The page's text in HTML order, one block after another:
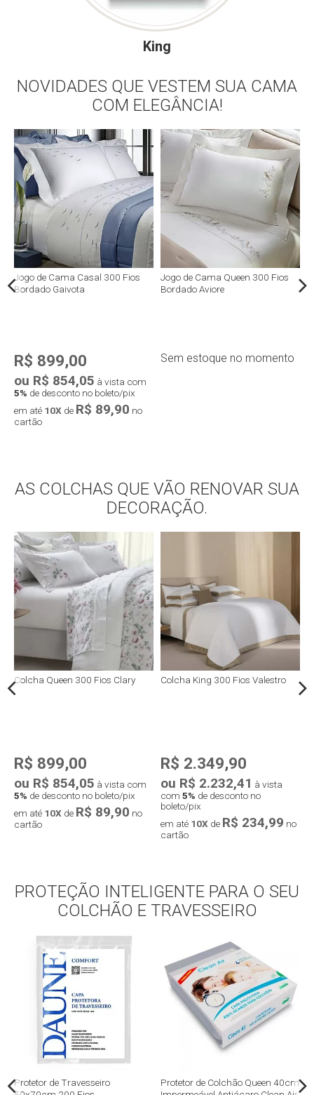
King
NOVIDADES QUE VESTEM SUA CAMA
COM ELEGÂNCIA!
Jogo de Cama Casal 300 Fios
Bordado Gaivota
R$ 899,00
ou R$ 854,05 à vista com
5% de desconto no boleto/pix
em até 10X de R$ 89,90 no
cartão
Compra rápida
Jogo de Cama Queen 300 Fios
Bordado Aviore
Sem estoque no momento
AS COLCHAS QUE VÃO RENOVAR SUA
DECORAÇÃO.
Colcha Queen 300 Fios Clary
R$ 899,00
ou R$ 854,05 à vista com
5% de desconto no boleto/pix
em até 10X de R$ 89,90 no
cartão
Compra rápida
Colcha King 300 Fios Valestro
R$ 2.349,90
ou R$ 2.232,41 à vista
com 5% de desconto no
boleto/pix
em até 10X de R$ 234,99 no
cartão
Compra rápida
PROTEÇÃO INTELIGENTE PARA O SEU
COLCHÃO E TRAVESSEIRO
Protetor de Travesseiro
Protetor de Colchão Queen 40cm